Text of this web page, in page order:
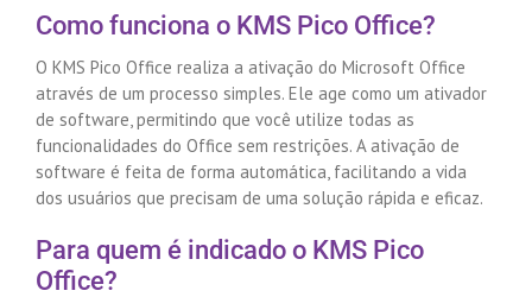
Como funciona o KMS Pico Office?
O KMS Pico Office realiza a ativação do Microsoft Office
através de um processo simples. Ele age como um ativador
de software, permitindo que você utilize todas as
funcionalidades do Office sem restrições. A ativação de
software é feita de forma automática, facilitando a vida
dos usuários que precisam de uma solução rápida e eficaz.
Para quem é indicado o KMS Pico
Office?